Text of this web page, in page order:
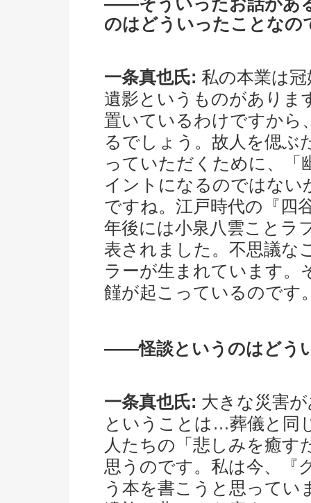
――そういったお話があ
のはどういったことなの
一条真也氏: 私の本業は
遺影というものがありま
置いているわけですから
るでしょう。故人を偲ぶ
っていただくために、「
イントになるのではない
ですね。江戸時代の『四
年後には小泉八雲ことラ
表されました。不思議な
ラーが生まれています。
饉が起こっているのです
――怪談というのはどう
一条真也氏: 大きな災害
ということは…葬儀と同
人たちの「悲しみを癒す
思うのです。私は今、『
う本を書こうと思ってい